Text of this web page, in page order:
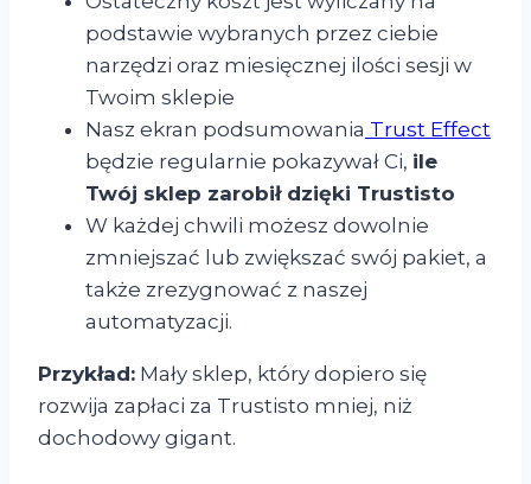
podstawie wybranych przez ciebie
narzędzi oraz miesięcznej ilości sesji w
Twoim sklepie
Nasz ekran podsumowania Trust Effect
będzie regularnie pokazywał Ci, ile
Twój sklep zarobił dzięki Trustisto
W każdej chwili możesz dowolnie
zmniejszać lub zwiększać swój pakiet, a
także zrezygnować z naszej
automatyzacji.
Przykład: Mały sklep, który dopiero się
rozwija zapłaci za Trustisto mniej, niż
dochodowy gigant.